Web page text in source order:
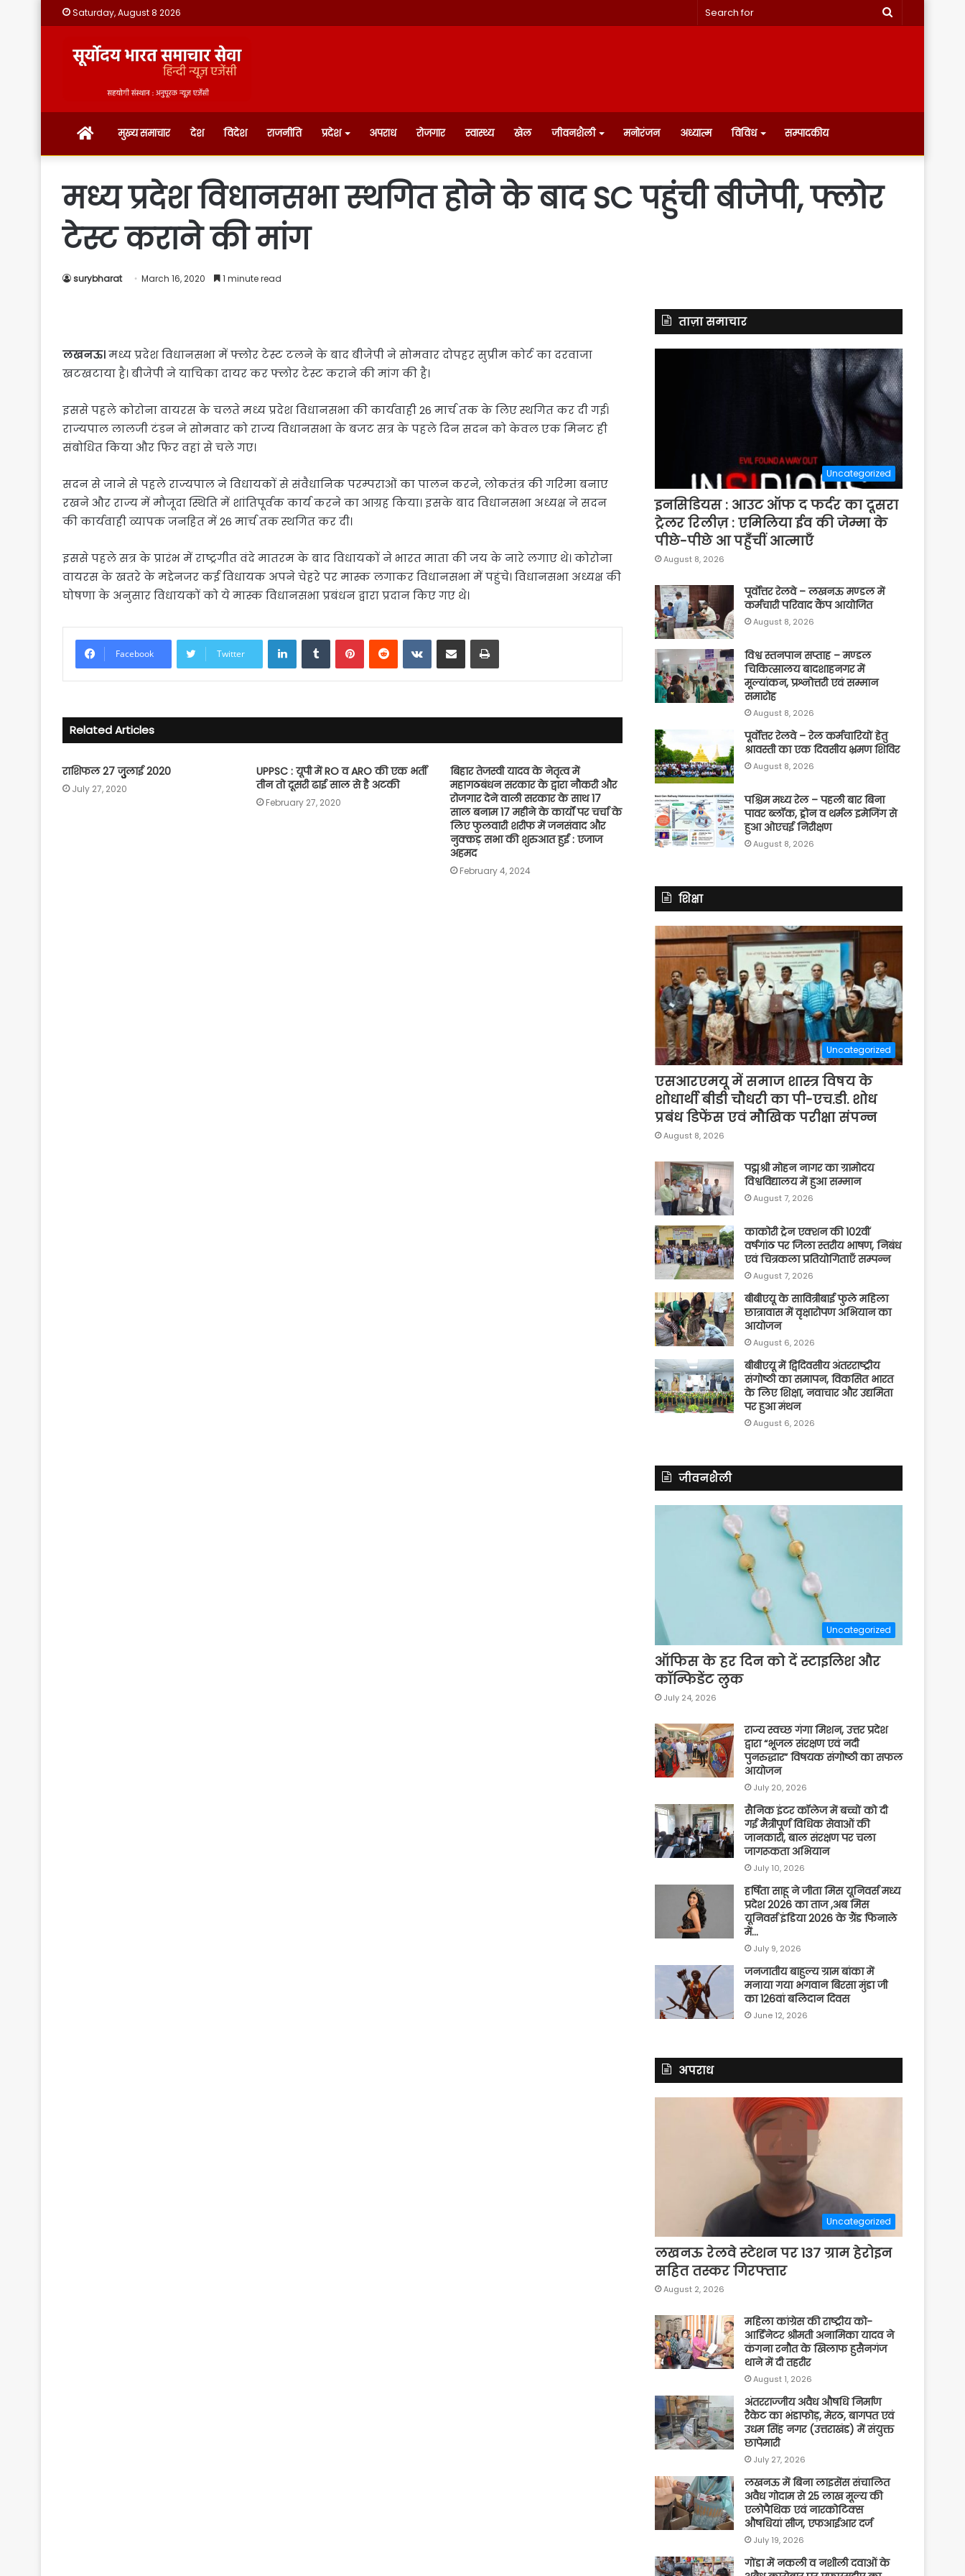
Saturday, August 8 2026
Search
होम मुख्य समाचार देश विदेश राजनीति प्रदेश अपराध रोजगार स्वास्थ्य खेल जीवनशैली मनोरंजन अध्यात्म विविध सम्पादकीय
मध्य प्रदेश विधानसभा स्‍थगित होने के बाद SC पहुंची बीजेपी, फ्लोर
टेस्ट कराने की मांग
surybharat March 16, 2020 1 minute read
लखनऊ।मध्य प्रदेश विधानसभा में फ्लोर टेस्ट टलने के बाद बीजेपी ने सोमवार दोपहर सुप्रीम कोर्ट का दरवाजा
खटखटाया है। बीजेपी ने याचिका दायर कर फ्लोर टेस्ट कराने की मांग की है।
इससे पहले कोरोना वायरस के चलते मध्य प्रदेश विधानसभा की कार्यवाही 26 मार्च तक के लिए स्थगित कर दी गई।
राज्यपाल लालजी टंडन ने सोमवार को राज्य विधानसभा के बजट सत्र के पहले दिन सदन को केवल एक मिनट ही
संबोधित किया और फिर वहां से चले गए।
सदन से जाने से पहले राज्यपाल ने विधायकों से संवैधानिक परम्पराओं का पालन करने, लोकतंत्र की गरिमा बनाए
रखने और राज्य में मौजूदा स्थिति में शांतिपूर्वक कार्य करने का आग्रह किया। इसके बाद विधानसभा अध्यक्ष ने सदन
की कार्यवाही व्यापक जनहित में 26 मार्च तक स्थगित कर दी।
इससे पहले सत्र के प्रारंभ में राष्ट्रगीत वंदे मातरम के बाद विधायकों ने भारत माता की जय के नारे लगाए थे। कोरोना
वायरस के खतरे के मद्देनजर कई विधायक अपने चेहरे पर मास्क लगाकर विधानसभा में पहुंचे। विधानसभा अध्यक्ष की
घोषणा के अनुसार विधायकों को ये मास्क विधानसभा प्रबंधन द्वारा प्रदान किए गए थे।
Facebook Twitter
LinkedInTumblrPinterestReddit VKontakte
Share via Email Print
Related Articles
राशिफल 27 जुुुुुुलाई 2020
July 27, 2020
UPPSC : यूपी में RO व ARO की एक भर्ती
तीन तो दूसरी ढाई साल से है अटकी
February 27, 2020
बिहार तेजस्वी यादव के नेतृत्व में
महागठबंधन सरकार के द्वारा नौकरी और
रोजगार देने वाली सरकार के साथ 17
साल बनाम 17 महीने के कार्यों पर चर्चा के
लिए फुलवारी शरीफ में जनसंवाद और
नुक्कड़ सभा की शुरुआत हुई : एजाज
अहमद
February 4, 2024
ताज़ा समाचार
Uncategorized
इनसिडियस : आउट ऑफ द फर्दर का दूसरा
ट्रेलर रिलीज़ : एमिलिया ईव की जेम्मा के
पीछे-पीछे आ पहुँचीं आत्माएँ
August 8, 2026
पूर्वाेत्तर रेलवे – लखनऊ मण्डल में
कर्मचारी परिवाद कैंप आयोजित
August 8, 2026
विश्व स्तनपान सप्ताह – मण्डल
चिकित्सालय बादशाहनगर में
मूल्यांकन, प्रश्नोत्तरी एवं सम्मान
समारोह
August 8, 2026
पूर्वाेत्तर रेलवे – रेल कर्मचारियों हेतु
श्रावस्ती का एक दिवसीय भ्रमण शिविर
August 8, 2026
पश्चिम मध्य रेल – पहली बार बिना
पावर ब्लॉक, ड्रोन व थर्मल इमेजिंग से
हुआ ओएचई निरीक्षण
August 8, 2026
शिक्षा
Uncategorized
एसआरएमयू में समाज शास्त्र विषय के
शोधार्थी बीडी चौधरी का पी-एच.डी. शोध
प्रबंध डिफेंस एवं मौखिक परीक्षा संपन्न
August 8, 2026
पद्मश्री मोहन नागर का ग्रामोदय
विश्वविद्यालय में हुआ सम्मान
August 7, 2026
काकोरी ट्रेन एक्शन की 102वीं
वर्षगांठ पर जिला स्तरीय भाषण, निबंध
एवं चित्रकला प्रतियोगिताएँ सम्पन्न
August 7, 2026
बीबीएयू के सावित्रीबाई फुले महिला
छात्रावास में वृक्षारोपण अभियान का
आयोजन
August 6, 2026
बीबीएयू में द्विदिवसीय अंतरराष्ट्रीय
संगोष्ठी का समापन, विकसित भारत
के लिए शिक्षा, नवाचार और उद्यमिता
पर हुआ मंथन
August 6, 2026
जीवनशैली
Uncategorized
ऑफिस के हर दिन को दें स्टाइलिश और
कॉन्फिडेंट लुक
July 24, 2026
राज्य स्वच्छ गंगा मिशन, उत्तर प्रदेश
द्वारा “भूजल संरक्षण एवं नदी
पुनरुद्धार” विषयक संगोष्ठी का सफल
आयोजन
July 20, 2026
सैनिक इंटर कॉलेज में बच्चों को दी
गई मैत्रीपूर्ण विधिक सेवाओं की
जानकारी, बाल संरक्षण पर चला
जागरूकता अभियान
July 10, 2026
हर्षिता साहू ने जीता मिस यूनिवर्स मध्य
प्रदेश 2026 का ताज ,अब मिस
यूनिवर्स इंडिया 2026 के ग्रैंड फिनाले
में…
July 9, 2026
जनजातीय बाहुल्य ग्राम बांका में
मनाया गया भगवान बिरसा मुंडा जी
का 126वां बलिदान दिवस
June 12, 2026
अपराध
Uncategorized
लखनऊ रेलवे स्टेशन पर 137 ग्राम हेरोइन
सहित तस्कर गिरफ्तार
August 2, 2026
महिला कांग्रेस की राष्ट्रीय को-
आर्डिनेटर श्रीमती अनामिका यादव ने
कंगना रनौत के खिलाफ हुसैनगंज
थाने में दी तहरीर
August 1, 2026
अंतरराज्जीय अवैध औषधि निर्माण
रैकेट का भंडाफोड़, मेरठ, बागपत एवं
उधम सिंह नगर (उत्तराखंड) में संयुक्त
छापेमारी
July 27, 2026
लखनऊ में बिना लाइसेंस संचालित
अवैध गोदाम से 25 लाख मूल्य की
एलोपैथिक एवं नारकोटिक्स
औषधियां सीज, एफआईआर दर्ज
July 19, 2026
गोंडा में नकली व नशीली दवाओं के